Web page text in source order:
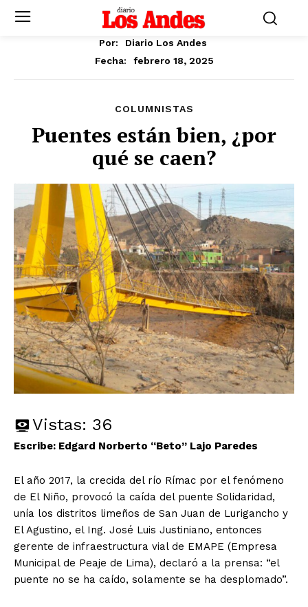
Por:
Diario Los Andes
Fecha:
febrero 18, 2025
COLUMNISTAS
Puentes están bien, ¿por
qué se caen?
Vistas: 36
Escribe: Edgard Norberto “Beto” Lajo Paredes
El año 2017, la crecida del río Rímac por el fenómeno
de El Niño, provocó la caída del puente Solidaridad,
unía los distritos limeños de San Juan de Lurigancho y
El Agustino, el Ing. José Luis Justiniano, entonces
gerente de infraestructura vial de EMAPE (Empresa
Municipal de Peaje de Lima), declaró a la prensa: “el
puente no se ha caído, solamente se ha desplomado”.